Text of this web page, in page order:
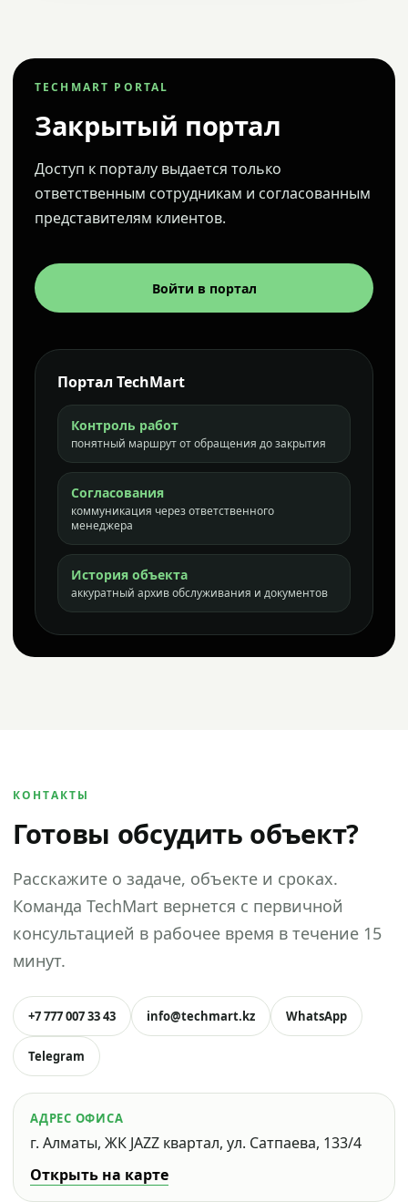
TECHMART PORTAL
Закрытый портал
Доступ к порталу выдается только
ответственным сотрудникам и согласованным
представителям клиентов.
Войти в портал
Портал TechMart
Контроль работ
понятный маршрут от обращения до закрытия
Согласования
коммуникация через ответственного
менеджера
История объекта
аккуратный архив обслуживания и документов
КОНТАКТЫ
Готовы обсудить объект?
Расскажите о задаче, объекте и сроках.
Команда TechMart вернется с первичной
консультацией в рабочее время в течение 15
минут.
+7 777 007 33 43 info@techmart.kz WhatsApp
Telegram
АДРЕС ОФИСА
г. Алматы, ЖК JAZZ квартал, ул. Сатпаева, 133/4
Открыть на карте